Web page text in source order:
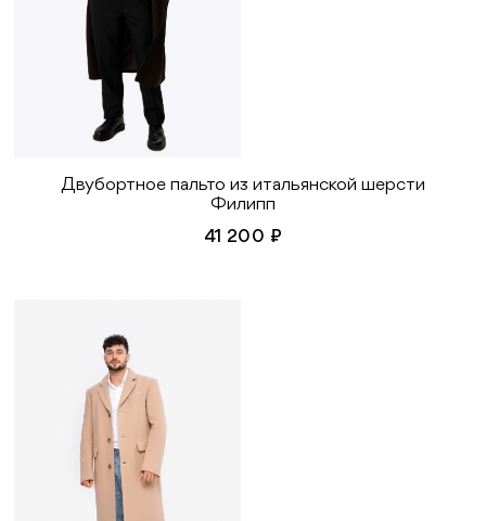
Двубортное пальто из итальянской шерсти
Филипп
41 200 ₽